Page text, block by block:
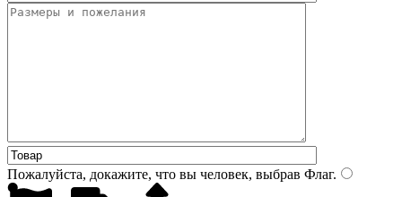
Пожалуйста, докажите, что вы человек, выбрав Флаг.